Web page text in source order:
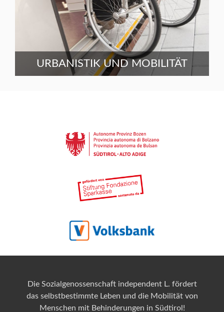
URBANISTIK UND MOBILITÄT
Die Sozialgenossenschaft independent L. fördert
das selbstbestimmte Leben und die Mobilität von
Menschen mit Behinderungen in Südtirol!